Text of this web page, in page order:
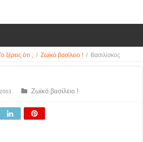
ξέρεις ότι ; / Ζωϊκό βασίλειο ! / Βασιλίσκος
Ζωϊκό βασίλειο !